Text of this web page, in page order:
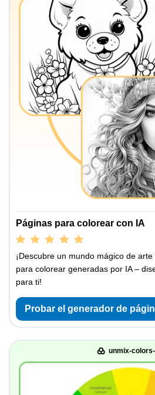
Páginas para colorear con IA
¡Descubre un mundo mágico de
para colorear generadas por IA –
para ti!
Probar el generador de
unmix-